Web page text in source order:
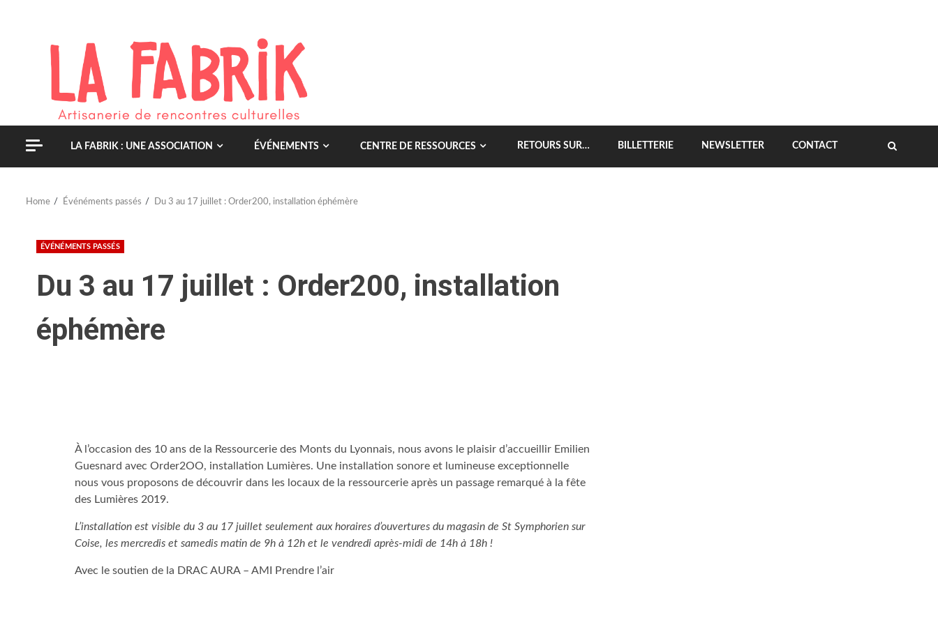
LA FABRIK : UNE ASSOCIATION ÉVÉNEMENTS CENTRE DE RESSOURCES RETOURS SUR… BILLETTERIE NEWSLETTER CONTACT
Home Événéments passés Du 3 au 17 juillet : Order200, installation éphémère
ÉVÉNÉMENTS PASSÉS
Du 3 au 17 juillet : Order200, installation
éphémère
À l’occasion des 10 ans de la Ressourcerie des Monts du Lyonnais, nous avons le plaisir d’accueillir Emilien
Guesnard avec Order2OO, installation Lumières. Une installation sonore et lumineuse exceptionnelle
nous vous proposons de découvrir dans les locaux de la ressourcerie après un passage remarqué à la fête
des Lumières 2019.
L’installation est visible du 3 au 17 juillet seulement aux horaires d’ouvertures du magasin de St Symphorien sur
Coise, les mercredis et samedis matin de 9h à 12h et le vendredi après-midi de 14h à 18h !
Avec le soutien de la DRAC AURA – AMI Prendre l’air